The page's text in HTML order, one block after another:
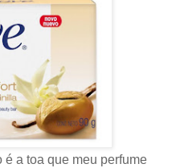
a toa que meu perfume